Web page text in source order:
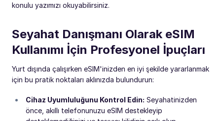
konulu yazımızı okuyabilirsiniz.
Seyahat Danışmanı Olarak eSIM
Kullanımı İçin Profesyonel İpuçları
Yurt dışında çalışırken eSIM'inizden en iyi şekilde yararlanmak
için bu pratik noktaları aklınızda bulundurun:
Cihaz Uyumluluğunu Kontrol Edin: Seyahatinizden
önce, akıllı telefonunuzu eSIM destekleyip